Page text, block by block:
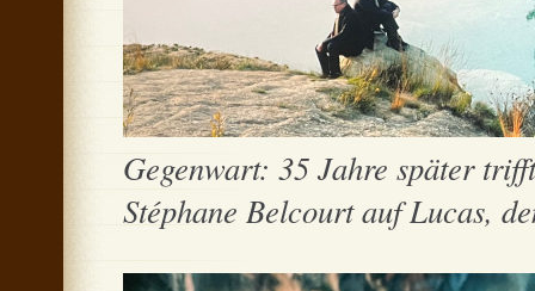
Gegenwart: 35 Jahre später
Stéphane Belcourt auf Lucas,